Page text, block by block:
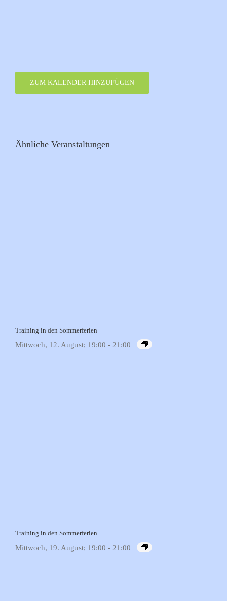
ZUM KALENDER HINZUFÜGEN
Ähnliche Veranstaltungen
Training in den Sommerferien
Mittwoch, 12. August; 19:00 - 21:00
Training in den Sommerferien
Mittwoch, 19. August; 19:00 - 21:00